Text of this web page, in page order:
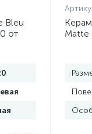
Bleu
от
Matte